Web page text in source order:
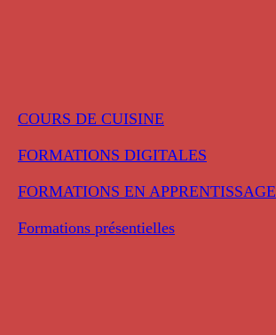
COURS DE CUISINE
FORMATIONS DIGITALES
FORMATIONS EN APPRENTISSAGE
Formations présentielles